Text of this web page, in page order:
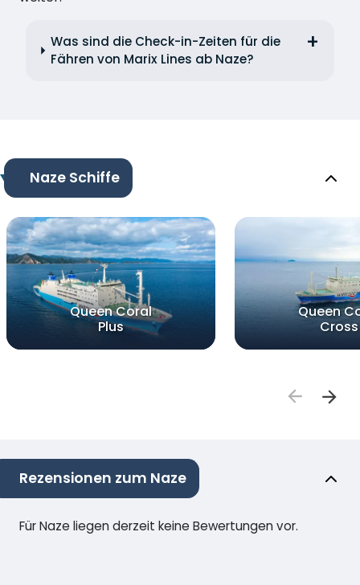
Was sind die Check-in-Zeiten für die
Fähren von Marix Lines ab Naze?
Naze Schiffe
Queen Coral
Plus
Queen
Cross
Rezensionen zum Naze
Für Naze liegen derzeit keine Bewertungen vor.